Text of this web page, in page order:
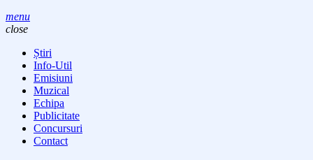
menu
close
Știri
Info-Util
Emisiuni
Muzical
Echipa
Publicitate
Concursuri
Contact